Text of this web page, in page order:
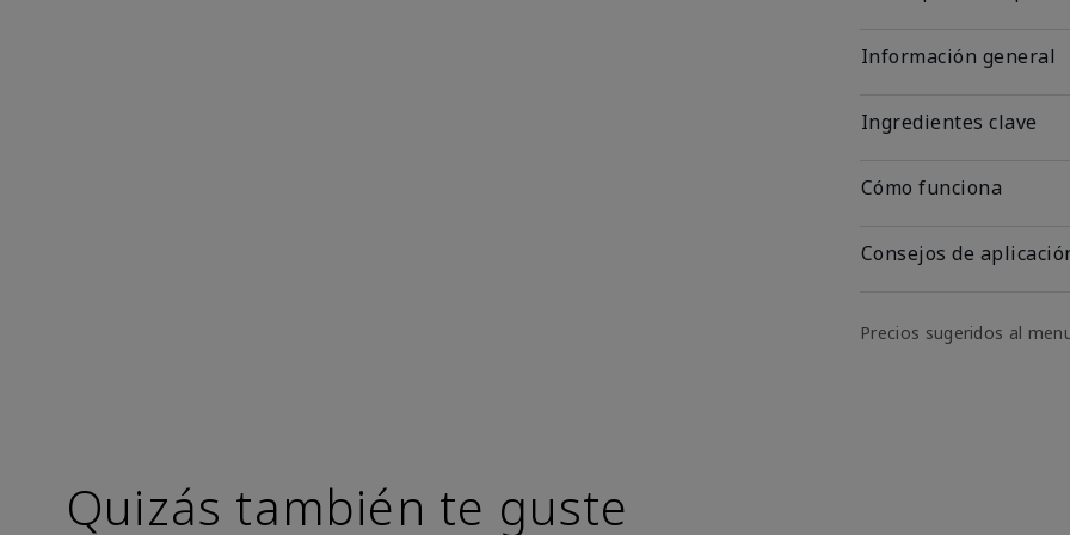
Información general
Ingredientes clave
Cómo funciona
Consejos de
Precios sugeridos al
Quizás también te guste